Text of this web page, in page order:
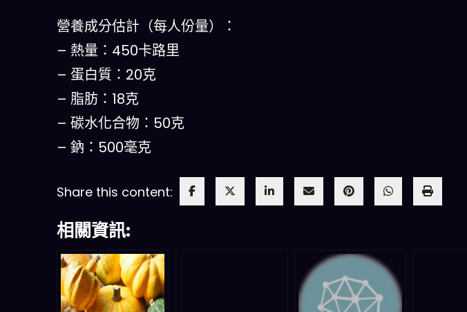
營養成分估計（每人份量）：
– 熱量：450卡路里
– 蛋白質：20克
– 脂肪：18克
– 碳水化合物：50克
– 鈉：500毫克
Share this content:
相關資訊: